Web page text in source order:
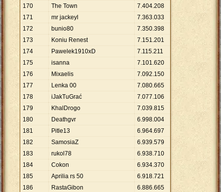
170
The Town 7.404.208
171
mr jackeyl 7.363.033
172
bunio80 7.350.398
173
Koniu Renest 7.151.201
174
Pawelek1910xD 7.115.211
175
isanna 7.101.620
176
Mixaelis 7.092.150
177
Lenka 00 7.080.665
178
iJakTuGrać 7.077.106
179
KhalDrogo 7.039.815
180
Deathgvr 6.998.004
181
Pitle13 6.964.697
182
SamosiaZ 6.939.579
183
rukol78 6.938.710
184
Cokon 6.934.370
185
Aprilia rs 50 6.918.721
186
RastaGibon 6.886.665